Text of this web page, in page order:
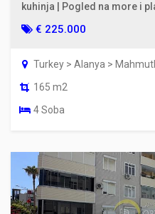
kuhinja | Pogled na more i
€ 225.000
Turkey > Alanya >
165 m2
4 Soba